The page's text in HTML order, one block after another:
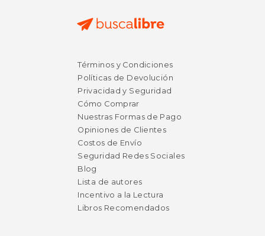
Términos y Condiciones
Políticas de Devolución
Privacidad y Seguridad
Cómo Comprar
Nuestras Formas de Pago
Opiniones de Clientes
Costos de Envío
Seguridad Redes Sociales
Blog
Lista de autores
Incentivo a la Lectura
Libros Recomendados